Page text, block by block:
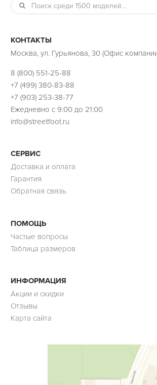
КОНТАКТЫ
Москва, ул. Гурьянова, 30 (Офис
8 (800) 551-25-88
+7 (499) 380-83-88
+7 (903) 253-38-77
Ежедневно с 9:00 до 21:00
info@streetfoot.ru
СЕРВИС
Доставка и оплата
Гарантия
Обратная связь
ПОМОЩЬ
Частые вопросы
Таблица размеров
ИНФОРМАЦИЯ
Акции и скидки
Отзывы
Карта сайта